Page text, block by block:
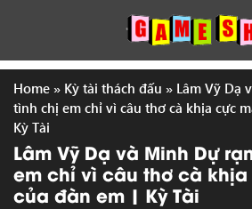
Home » Kỳ tài thách đấu » Lâm Vỹ Dạ
tình chị em chỉ vì câu thơ cà khịa cực
Kỳ Tài
Lâm Vỹ Dạ và Minh Dự
em chỉ vì câu thơ cà
của đàn em | Kỳ Tài